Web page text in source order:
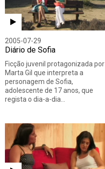
2005-07-29
Diário de Sofia
Ficção juvenil protagonizada por
Marta Gil que interpreta a
personagem de Sofia,
adolescente de 17 anos, que
regista o dia-a-dia…